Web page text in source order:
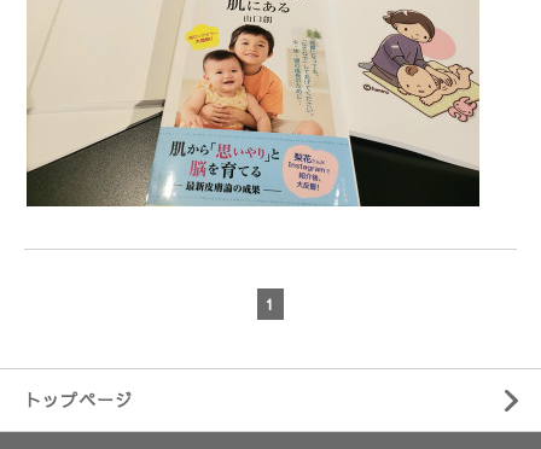
1
トップページ